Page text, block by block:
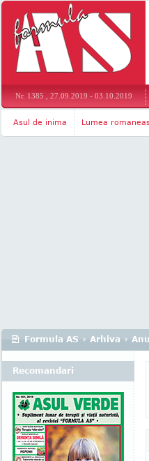
Nr. 1385 , 27.09.2019 - 03.10.2019
Asul de inima Lumea
Formula AS › Arhiva ›
Recomandari